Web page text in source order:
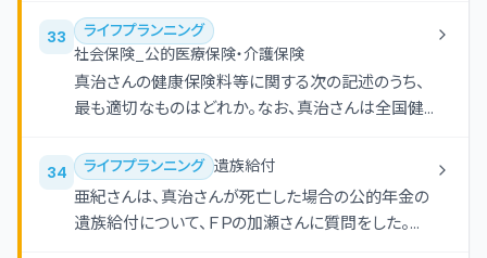
基づき、住宅ローンの借入可能額を計算しなさい。
なお、記載のない事項については一切考慮しないも
のとし、計算に当たっては、毎月の返済額は円未満
を切り捨て、計算結果は万円未満を切り捨てること。
単位に従うこと。 万円
33
ライフプランニング
社会保険_公的医療保険・介護保険
真治さんの健康保険料等に関する次の記述のうち、
最も適切なものはどれか。なお、真治さんは全国健
である。また、健康保険料の計算に当たっては、下記
＜資料＞に基づくこと。
34 ライフプランニング 遺族給付
亜紀さんは、真治さんが死亡した場合の公的年金の
遺族給付について、ＦＰの加瀬さんに質問をした。真